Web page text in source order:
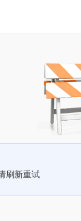
刷新重试